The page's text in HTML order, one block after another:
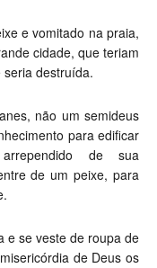
e vomitado na praia,
cidade, que teriam
destruída.
não um semideus
para edificar
de sua
de um peixe, para
e se veste de roupa de
de Deus os